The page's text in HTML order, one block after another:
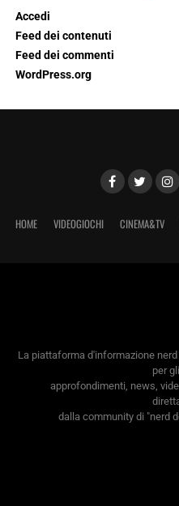
Accedi
Feed dei contenuti
Feed dei commenti
WordPress.org
HOME VIDEOGIOCHI CINEMA&TV
La piattaforma d'informazione
per
approfondimenti, news,
dalla community di "nerd